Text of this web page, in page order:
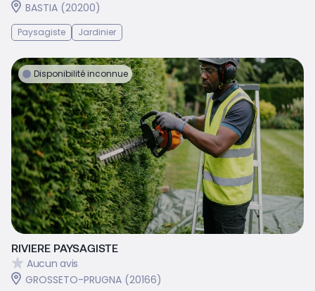
BASTIA (20200)
Paysagiste Jardinier
Disponibilité inconnue
RIVIERE PAYSAGISTE
Aucun avis
GROSSETO-PRUGNA (20166)